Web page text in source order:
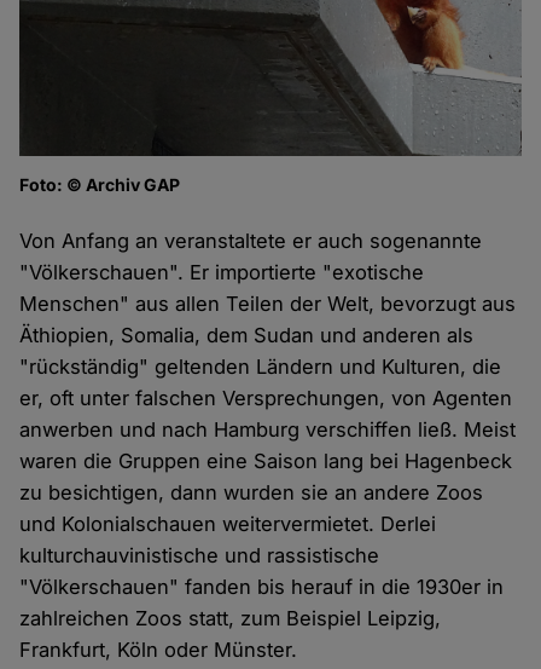
Foto: © Archiv GAP
Von Anfang an veranstaltete er auch sogenannte
"Völkerschauen". Er importierte "exotische
Menschen" aus allen Teilen der Welt, bevorzugt aus
Äthiopien, Somalia, dem Sudan und anderen als
"rückständig" geltenden Ländern und Kulturen, die
er, oft unter falschen Versprechungen, von Agenten
anwerben und nach Hamburg verschiffen ließ. Meist
waren die Gruppen eine Saison lang bei Hagenbeck
zu besichtigen, dann wurden sie an andere Zoos
und Kolonialschauen weitervermietet. Derlei
kulturchauvinistische und rassistische
"Völkerschauen" fanden bis herauf in die 1930er in
zahlreichen Zoos statt, zum Beispiel Leipzig,
Frankfurt, Köln oder Münster.